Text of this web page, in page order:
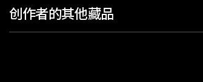
创作者的其他藏品